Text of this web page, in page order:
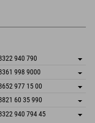
940 790
Adresse speichern
Buchen
998 9000
Adresse speichern
Anreiseinfos
Buchen
977 15 00
Adresse speichern
Buchen
60 35 990
Adresse speichern
Anreiseinfos
940 794 45